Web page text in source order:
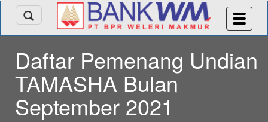
Daftar Pemenang Undian
TAMASHA Bulan
September 2021